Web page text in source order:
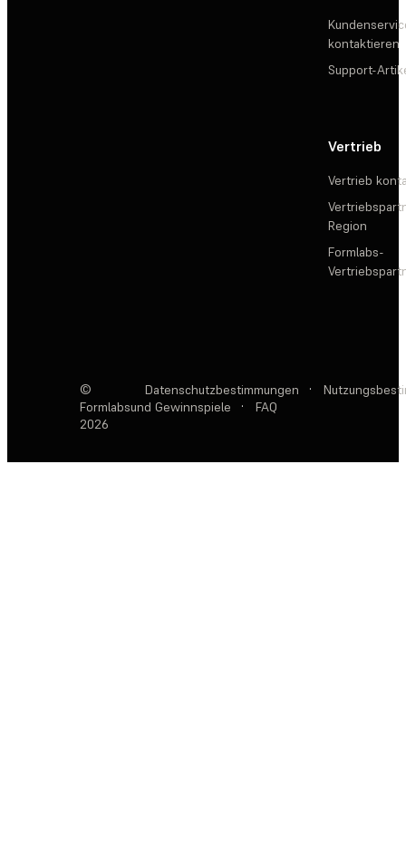
kontaktieren
Support-
Vertrieb
Vertrieb
Region
Formlabs-
©
Formlabs
2026
Datenschutzbestimmungen ·
und Gewinnspiele
· FAQ